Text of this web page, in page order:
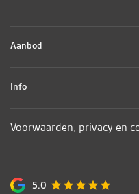
Aanbod
Info
5.0
Voorwaarden, privacy en